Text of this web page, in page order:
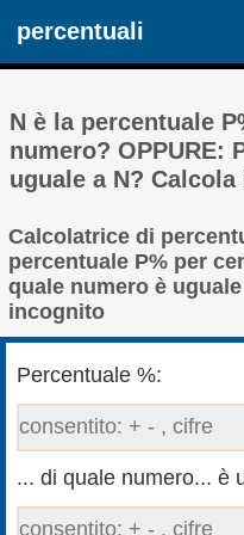
percentuali
N è la percentuale
numero? OPPURE:
uguale a N?
Calcolatrice di
percentuale P% per
quale numero è
incognito
Percentuale %:
... di quale numero... è